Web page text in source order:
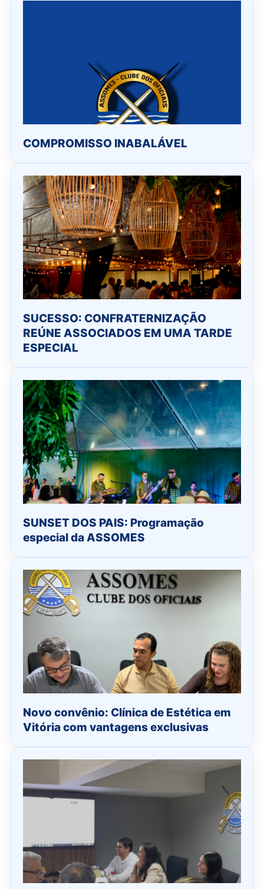
COMPROMISSO INABALÁVEL
SUCESSO: CONFRATERNIZAÇÃO
REÚNE ASSOCIADOS EM UMA TARDE
ESPECIAL
SUNSET DOS PAIS: Programação
especial da ASSOMES
Novo convênio: Clínica de Estética em
Vitória com vantagens exclusivas